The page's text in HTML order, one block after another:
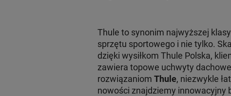
Thule to synonim najwyższej
sprzętu sportowego i nie tylko.
dzięki wysiłkom Thule Polska,
zawiera topowe uchwyty
rozwiązaniom Thule, niezwykle
nowości znajdziemy innowacyjny